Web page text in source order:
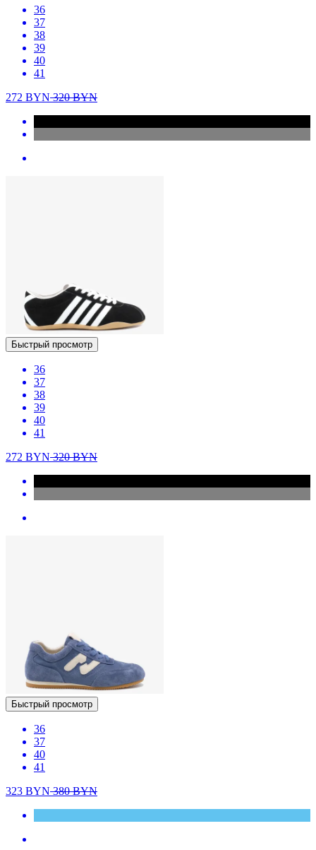
36
37
38
39
40
41
272 BYN320BYN
Быстрый просмотр
36
37
38
39
40
41
272 BYN320BYN
Быстрый просмотр
36
37
40
41
323 BYN380BYN